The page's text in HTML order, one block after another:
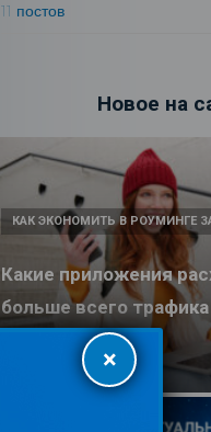
11 постов
Новое на
Какие приложения
больше всего трафика
путешествии
КАК ЭКОНОМИТЬ В РОУМИНГЕ
25.06.2026 ×